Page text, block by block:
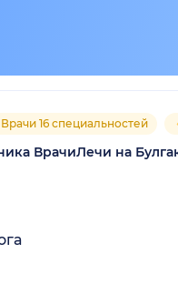
Врачи 16 специальностей
ВрачиЛечи на